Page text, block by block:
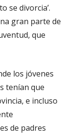
se divorcia’.
gran parte de
que
los jóvenes
tenían que
e incluso
de padres